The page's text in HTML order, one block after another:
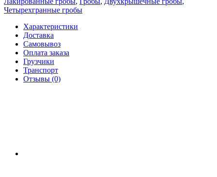
Четырехгранные гробы
Характеристики
Доставка
Самовывоз
Оплата заказа
Грузчики
Транспорт
Отзывы (0)